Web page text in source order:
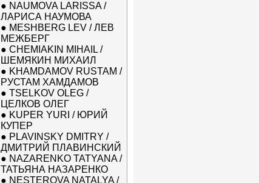
● NAUMOVA LARISSA /
ЛАРИСА НАУМОВА
● MESHBERG LEV / ЛЕВ
МЕЖБЕРГ
● CHEMIAKIN MIHAIL /
ШЕМЯКИН МИХАИЛ
● KHAMDAMOV RUSTAM /
РУСТАМ ХАМДАМОВ
● TSELKOV OLEG /
ЦЕЛКОВ ОЛЕГ
● KUPER YURI / ЮРИЙ
КУПЕР
● PLAVINSKY DMITRY /
ДМИТРИЙ ПЛАВИНСКИЙ
● NAZARENKO TATYANA /
ТАТЬЯНА НАЗАРЕНКО
● NESTEROVA NATALYA /